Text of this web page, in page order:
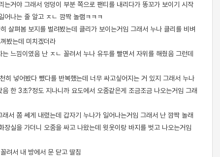
거야 그래서 엉덩이 부분 쪽으로 팬티를 내리다가 똥꼬가 보이기 시작
어나는 줄 알고 ㅈㄴ 깜짝 놀램ㅋㅋㅋ
살펴봄 보지를 벌려봤는데 클리가 보이는거임 그래서 누나 클리를 비벼
봤는데 미치겠더라
느낌이였음 난 ㅈㄴ 꼴려서 누나 유두를 빨면서 자위를 해줬음 그런데
넣어봤다 뺐다를 반복했는데 너무 싸고싶어지는 거 있지 그래서 누나
한 3초?정도 지나니까 요도에서 오줌같은게 조금조금 나오는거임 그래
서 쫌 쎄게 내렸는데 갑자기 누나가 일어나는거임 그래서 난 깜짝 놀래
실을 가더니 오줌을 싸고 나왔는데 윗옷이랑 바지를 벗고 나오는거임
려서 내 방에서 문 닫고 딸침